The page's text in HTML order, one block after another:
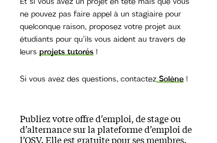
Et si vous avez un projet en tête mais que vous
ne pouvez pas faire appel à un stagiaire pour
quelconque raison, proposez votre projet aux
étudiants pour qu’ils vous aident au travers de
leursprojets tutorés !
Si vous avez des questions, contactezSolène !
Publiez votre offre d’emploi, de stage ou
d’alternance sur la plateforme d’emploi de
l’OSV. Elle est gratuite pour ses membres.